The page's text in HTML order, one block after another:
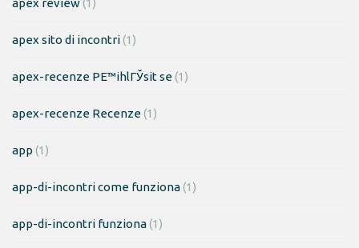
apex review(1)
apex sito di incontri(1)
apex-recenze PЕ™ihlГЎsit se(1)
apex-recenze Recenze(1)
app (1)
app-di-incontri come funziona(1)
app-di-incontri funziona(1)